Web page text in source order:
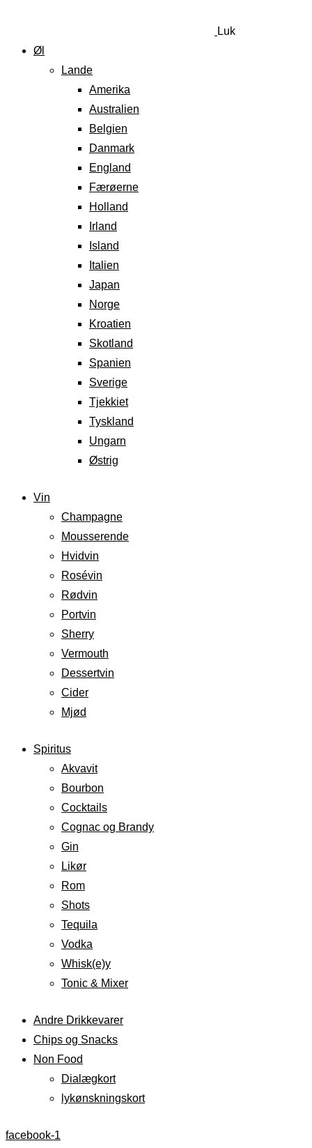
Luk
Øl
Lande
Amerika
Australien
Belgien
Danmark
England
Færøerne
Holland
Irland
Island
Italien
Japan
Norge
Kroatien
Skotland
Spanien
Sverige
Tjekkiet
Tyskland
Ungarn
Østrig
Vin
Champagne
Mousserende
Hvidvin
Rosévin
Rødvin
Portvin
Sherry
Vermouth
Dessertvin
Cider
Mjød
Spiritus
Akvavit
Bourbon
Cocktails
Cognac og Brandy
Gin
Likør
Rom
Shots
Tequila
Vodka
Whisk(e)y
Tonic & Mixer
Andre Drikkevarer
Chips og Snacks
Non Food
Dialægkort
lykønskningskort
facebook-1